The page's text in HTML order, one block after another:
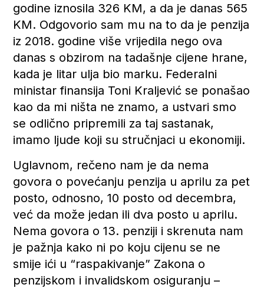
godine iznosila 326 KM, a da je danas 565
KM. Odgovorio sam mu na to da je penzija
iz 2018. godine više vrijedila nego ova
danas s obzirom na tadašnje cijene hrane,
kada je litar ulja bio marku. Federalni
ministar finansija Toni Kraljević se ponašao
kao da mi ništa ne znamo, a ustvari smo
se odlično pripremili za taj sastanak,
imamo ljude koji su stručnjaci u ekonomiji.
Uglavnom, rečeno nam je da nema
govora o povećanju penzija u aprilu za pet
posto, odnosno, 10 posto od decembra,
već da može jedan ili dva posto u aprilu.
Nema govora o 13. penziji i skrenuta nam
je pažnja kako ni po koju cijenu se ne
smije ići u “raspakivanje” Zakona o
penzijskom i invalidskom osiguranju –